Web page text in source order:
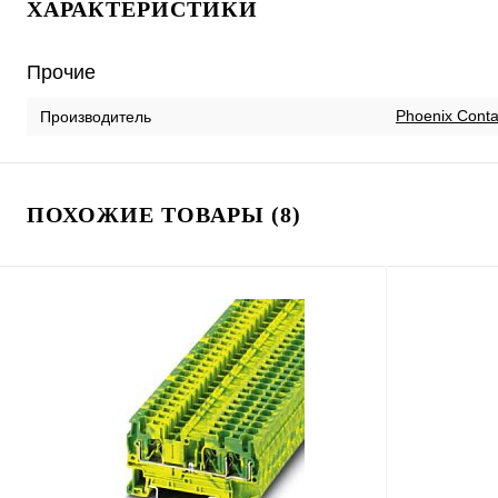
ХАРАКТЕРИСТИКИ
Прочие
Производитель Phoenix
ПОХОЖИЕ ТОВАРЫ (8)